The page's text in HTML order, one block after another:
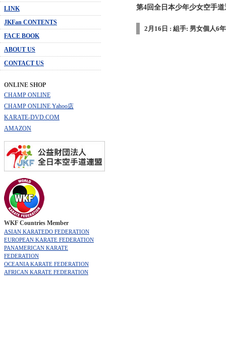
LINK
JKFan CONTENTS
FACE BOOK
ABOUT US
CONTACT US
ONLINE SHOP
CHAMP ONLINE
CHAMP ONLINE Yahoo店
KARATE-DVD.COM
AMAZON
WKF Countries Member
ASIAN KARATEDO FEDERATION
EUROPEAN KARATE FEDERATION
PANAMERICAN KARATE
FEDERATION
OCEANIA KARATE FEDERATION
AFRICAN KARATE FEDERATION
第4回全日本少年少女空手
2月16日 : 組手: 男女個人6